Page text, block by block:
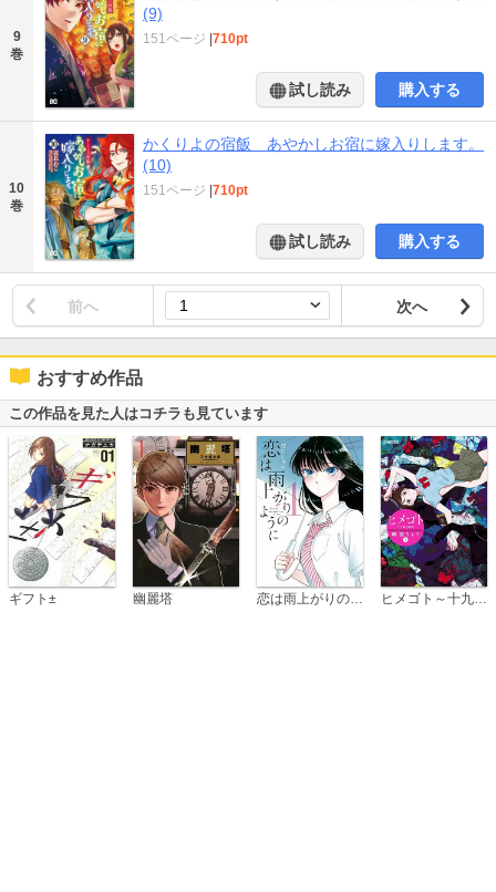
9
巻
(9)
151ページ |710pt
試し読み 購入する
10
巻
かくりよの宿飯 あやかしお宿に嫁入りします。
(10)
151ページ |710pt
試し読み 購入する
前へ 次へ
おすすめ作品
この作品を見た人はコチラも見ています
ギフト± 幽麗塔 ヒメゴト～十九歳の制服～